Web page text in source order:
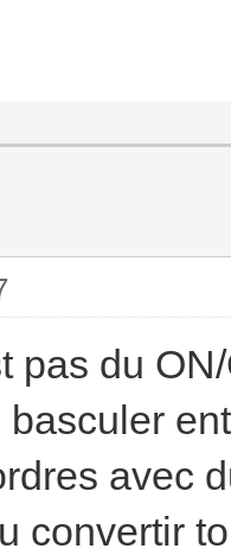
pas du
avec
convertir